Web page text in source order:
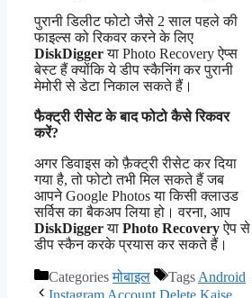
पुरानी डिलीट फोटो जैसे 2 साल पहले की
फाइल्स को रिकवर करने के लिए
DiskDiggerया Photo Recovery ऐप्स
बेस्ट हैं क्योंकि ये डीप स्कैनिंग कर पुरानी
मेमोरी से डेटा निकाल सकते हैं।
फैक्ट्री रीसेट के बाद फोटो कैसे रिकवर
करें?
अगर डिवाइस को फ़ैक्ट्री रीसेट कर दिया
गया है, तो फोटो तभी मिल सकते हैं जब
आपने Google Photos या किसी क्लाउड
सर्विस का बैकअप लिया हो। वरना, आप
DiskDiggerया Photo Recoveryऐप से
डीप स्कैन करके प्रयास कर सकते हैं।
Categoriesमोबाइल Tags Android